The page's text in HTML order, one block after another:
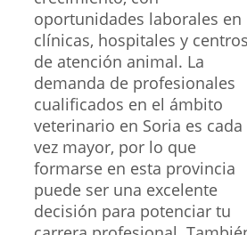
oportunidades laborales en
clínicas, hospitales y centros
de atención animal. La
demanda de profesionales
cualificados en el ámbito
veterinario en Soria es cada
vez mayor, por lo que
formarse en esta provincia
puede ser una excelente
decisión para potenciar tu